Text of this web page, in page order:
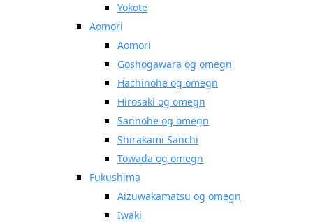
Yokote
Aomori
Aomori
Goshogawara og omegn
Hachinohe og omegn
Hirosaki og omegn
Sannohe og omegn
Shirakami Sanchi
Towada og omegn
Fukushima
Aizuwakamatsu og omegn
Iwaki